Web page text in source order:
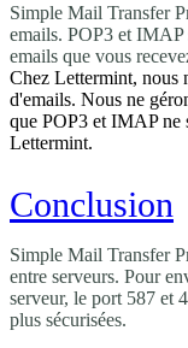
Simple Mail Transfer
emails. POP3 et IMAP
emails que vous
Chez Lettermint, nous
d'emails. Nous ne
que POP3 et IMAP ne
Lettermint.
Conclusion
Simple Mail Transfer
entre serveurs. Pour
serveur, le port 587 et
plus sécurisées.